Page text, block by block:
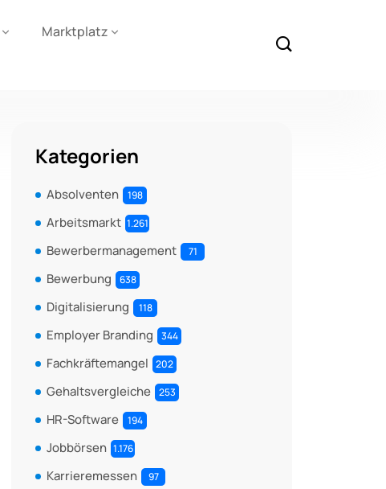
Marktplatz
Kategorien
Absolventen 198
Arbeitsmarkt 1.261
Bewerbermanagement 71
Bewerbung 638
Digitalisierung 118
Employer Branding 344
Fachkräftemangel 202
Gehaltsvergleiche 253
HR-Software 194
Jobbörsen 1.176
Karrieremessen 97